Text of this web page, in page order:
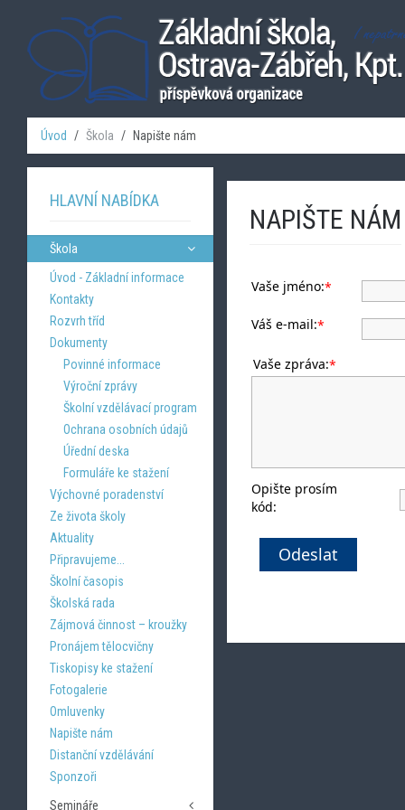
Úvod Škola Napište nám
NAPIŠTE NÁM
Vaše jméno:*
Váš e-mail:*
Vaše zpráva:*
Opište prosím
kód:
Odeslat
HLAVNÍ NABÍDKA
Škola
Úvod - Základní informace
Kontakty
Rozvrh tříd
Dokumenty
Povinné informace
Výroční zprávy
Školní vzdělávací program
Ochrana osobních údajů
Úřední deska
Formuláře ke stažení
Výchovné poradenství
Ze života školy
Aktuality
Připravujeme...
Školní časopis
Školská rada
Zájmová činnost – kroužky
Pronájem tělocvičny
Tiskopisy ke stažení
Fotogalerie
Omluvenky
Napište nám
Distanční vzdělávání
Sponzoři
Semináře